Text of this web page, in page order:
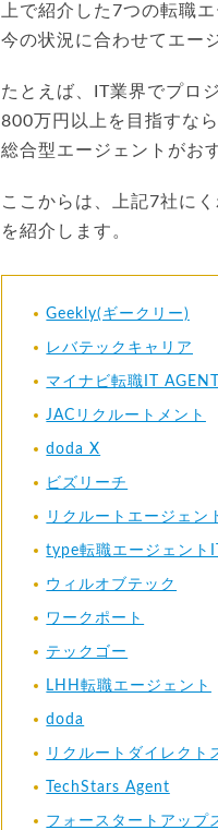
上で紹介した7つの転職
今の状況に合わせてエー
たとえば、IT業界でプロ
800万円以上を目指すな
総合型エージェントがお
ここからは、上記7社に
を紹介します。
Geekly(ギークリー)
レバテックキャリア
マイナビ転職IT AGENT
JACリクルートメント
doda X
ビズリーチ
リクルートエージェン
type転職エージェントIT
ウィルオブテック
ワークポート
テックゴー
LHH転職エージェント
doda
リクルートダイレクト
TechStars Agent
フォースタートアップ